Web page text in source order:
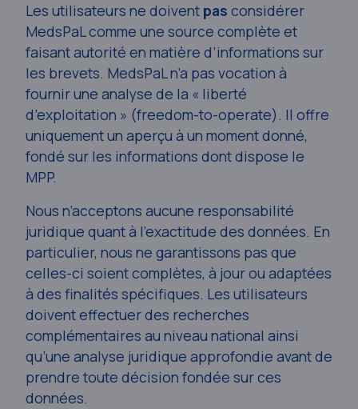
Les utilisateurs ne doivent pas considérer
MedsPaL comme une source complète et
faisant autorité en matière d’informations sur
les brevets. MedsPaL n’a pas vocation à
fournir une analyse de la « liberté
d’exploitation » (freedom-to-operate). Il offre
uniquement un aperçu à un moment donné,
fondé sur les informations dont dispose le
MPP.
Nous n’acceptons aucune responsabilité
juridique quant à l’exactitude des données. En
particulier, nous ne garantissons pas que
celles-ci soient complètes, à jour ou adaptées
à des finalités spécifiques. Les utilisateurs
doivent effectuer des recherches
complémentaires au niveau national ainsi
qu’une analyse juridique approfondie avant de
prendre toute décision fondée sur ces
données.